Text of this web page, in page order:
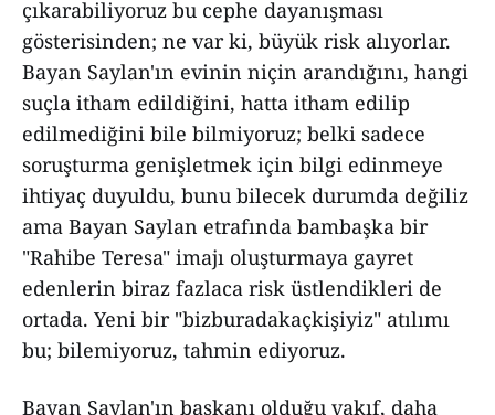
çıkarabiliyoruz bu cephe dayanışması
gösterisinden; ne var ki, büyük risk alıyorlar.
Bayan Saylan'ın evinin niçin arandığını, hangi
suçla itham edildiğini, hatta itham edilip
edilmediğini bile bilmiyoruz; belki sadece
soruşturma genişletmek için bilgi edinmeye
ihtiyaç duyuldu, bunu bilecek durumda değiliz
ama Bayan Saylan etrafında bambaşka bir
"Rahibe Teresa" imajı oluşturmaya gayret
edenlerin biraz fazlaca risk üstlendikleri de
ortada. Yeni bir "bizburadakaçkişiyiz" atılımı
bu; bilemiyoruz, tahmin ediyoruz.
Bayan Saylan'ın başkanı olduğu vakıf, daha